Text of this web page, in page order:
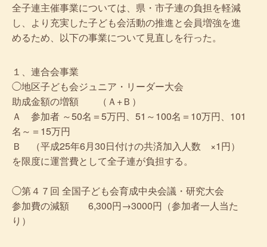
全子連主催事業については、県・市子連の負担を軽減
し、より充実した子ども会活動の推進と会員増強を進
めるため、以下の事業について見直しを行った。
１、連合会事業
◯地区子ども会ジュニア・リーダー大会
助成金額の増額 （Ａ+Ｂ）
Ａ 参加者 ～50名＝5万円、51～100名＝10万円、101
名～＝15万円
Ｂ （平成25年6月30日付けの共済加入人数 ×1円）
を限度に運営費として全子連が負担する。
◯第４７回 全国子ども会育成中央会議・研究大会
参加費の減額 6,300円→3000円（参加者一人当た
り）